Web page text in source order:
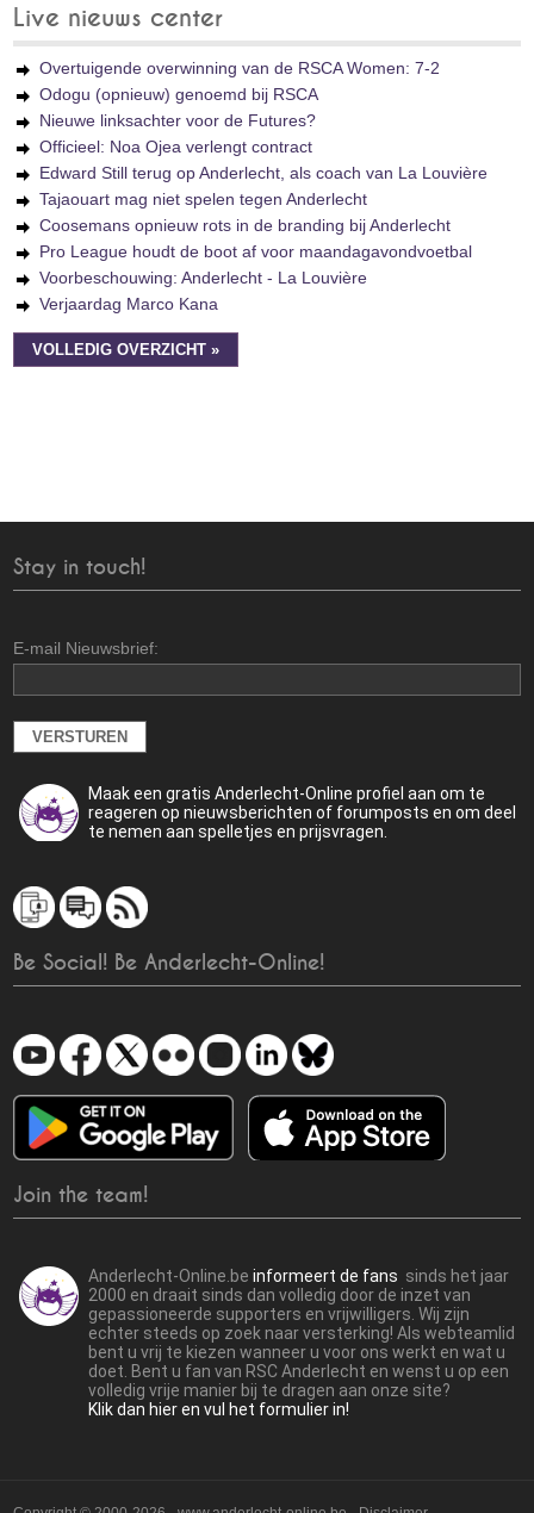
Live nieuws center
Overtuigende overwinning van de RSCA Women: 7-2
Odogu (opnieuw) genoemd bij RSCA
Nieuwe linksachter voor de Futures?
Officieel: Noa Ojea verlengt contract
Edward Still terug op Anderlecht, als coach van La Louvière
Tajaouart mag niet spelen tegen Anderlecht
Coosemans opnieuw rots in de branding bij Anderlecht
Pro League houdt de boot af voor maandagavondvoetbal
Voorbeschouwing: Anderlecht - La Louvière
Verjaardag Marco Kana
VOLLEDIG OVERZICHT »
Stay in touch!
E-mail Nieuwsbrief:
Maak een gratis Anderlecht-Online profiel aan om te
reageren op nieuwsberichten of forumposts en om deel
te nemen aan spelletjes en prijsvragen.
Be Social! Be Anderlecht-Online!
Join the team!
Anderlecht-Online.beinformeert de fans sinds het jaar
2000 en draait sinds dan volledig door de inzet van
gepassioneerde supporters en vrijwilligers. Wij zijn
echter steeds op zoek naar versterking! Als webteamlid
bent u vrij te kiezen wanneer u voor ons werkt en wat u
doet. Bent u fan van RSC Anderlecht en wenst u op een
volledig vrije manier bij te dragen aan onze site?
Klik dan hier en vul het formulier in!